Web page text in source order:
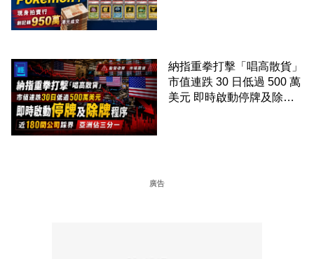
納指重拳打擊「唱高散貨」
市值連跌 30 日低過 500 萬
美元 即時啟動停牌及除牌
廣告